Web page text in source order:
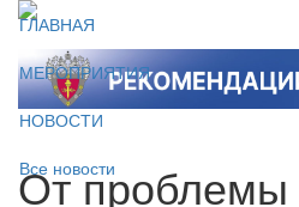
ГЛАВНАЯ
МЕРОПРИЯТИЯ
НОВОСТИ
Все новости
От проблемы